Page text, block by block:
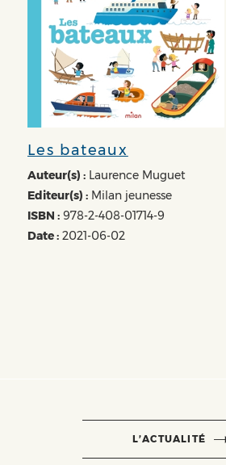
Les bateaux
Auteur(s) : Laurence Muguet
Editeur(s) : Milan jeunesse
ISBN : 978-2-408-01714-9
Date : 2021-06-02
L’ACTUALITÉ